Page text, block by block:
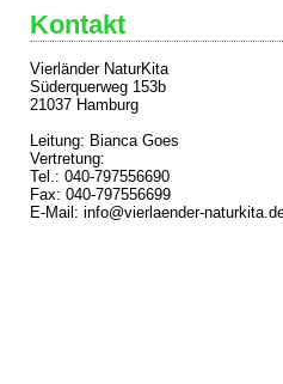
Kontakt
Vierländer NaturKita
Süderquerweg 153b
21037 Hamburg
Leitung: Bianca Goes
Vertretung:
Tel.: 040-797556690
Fax: 040-797556699
E-Mail: info@vierlaender-